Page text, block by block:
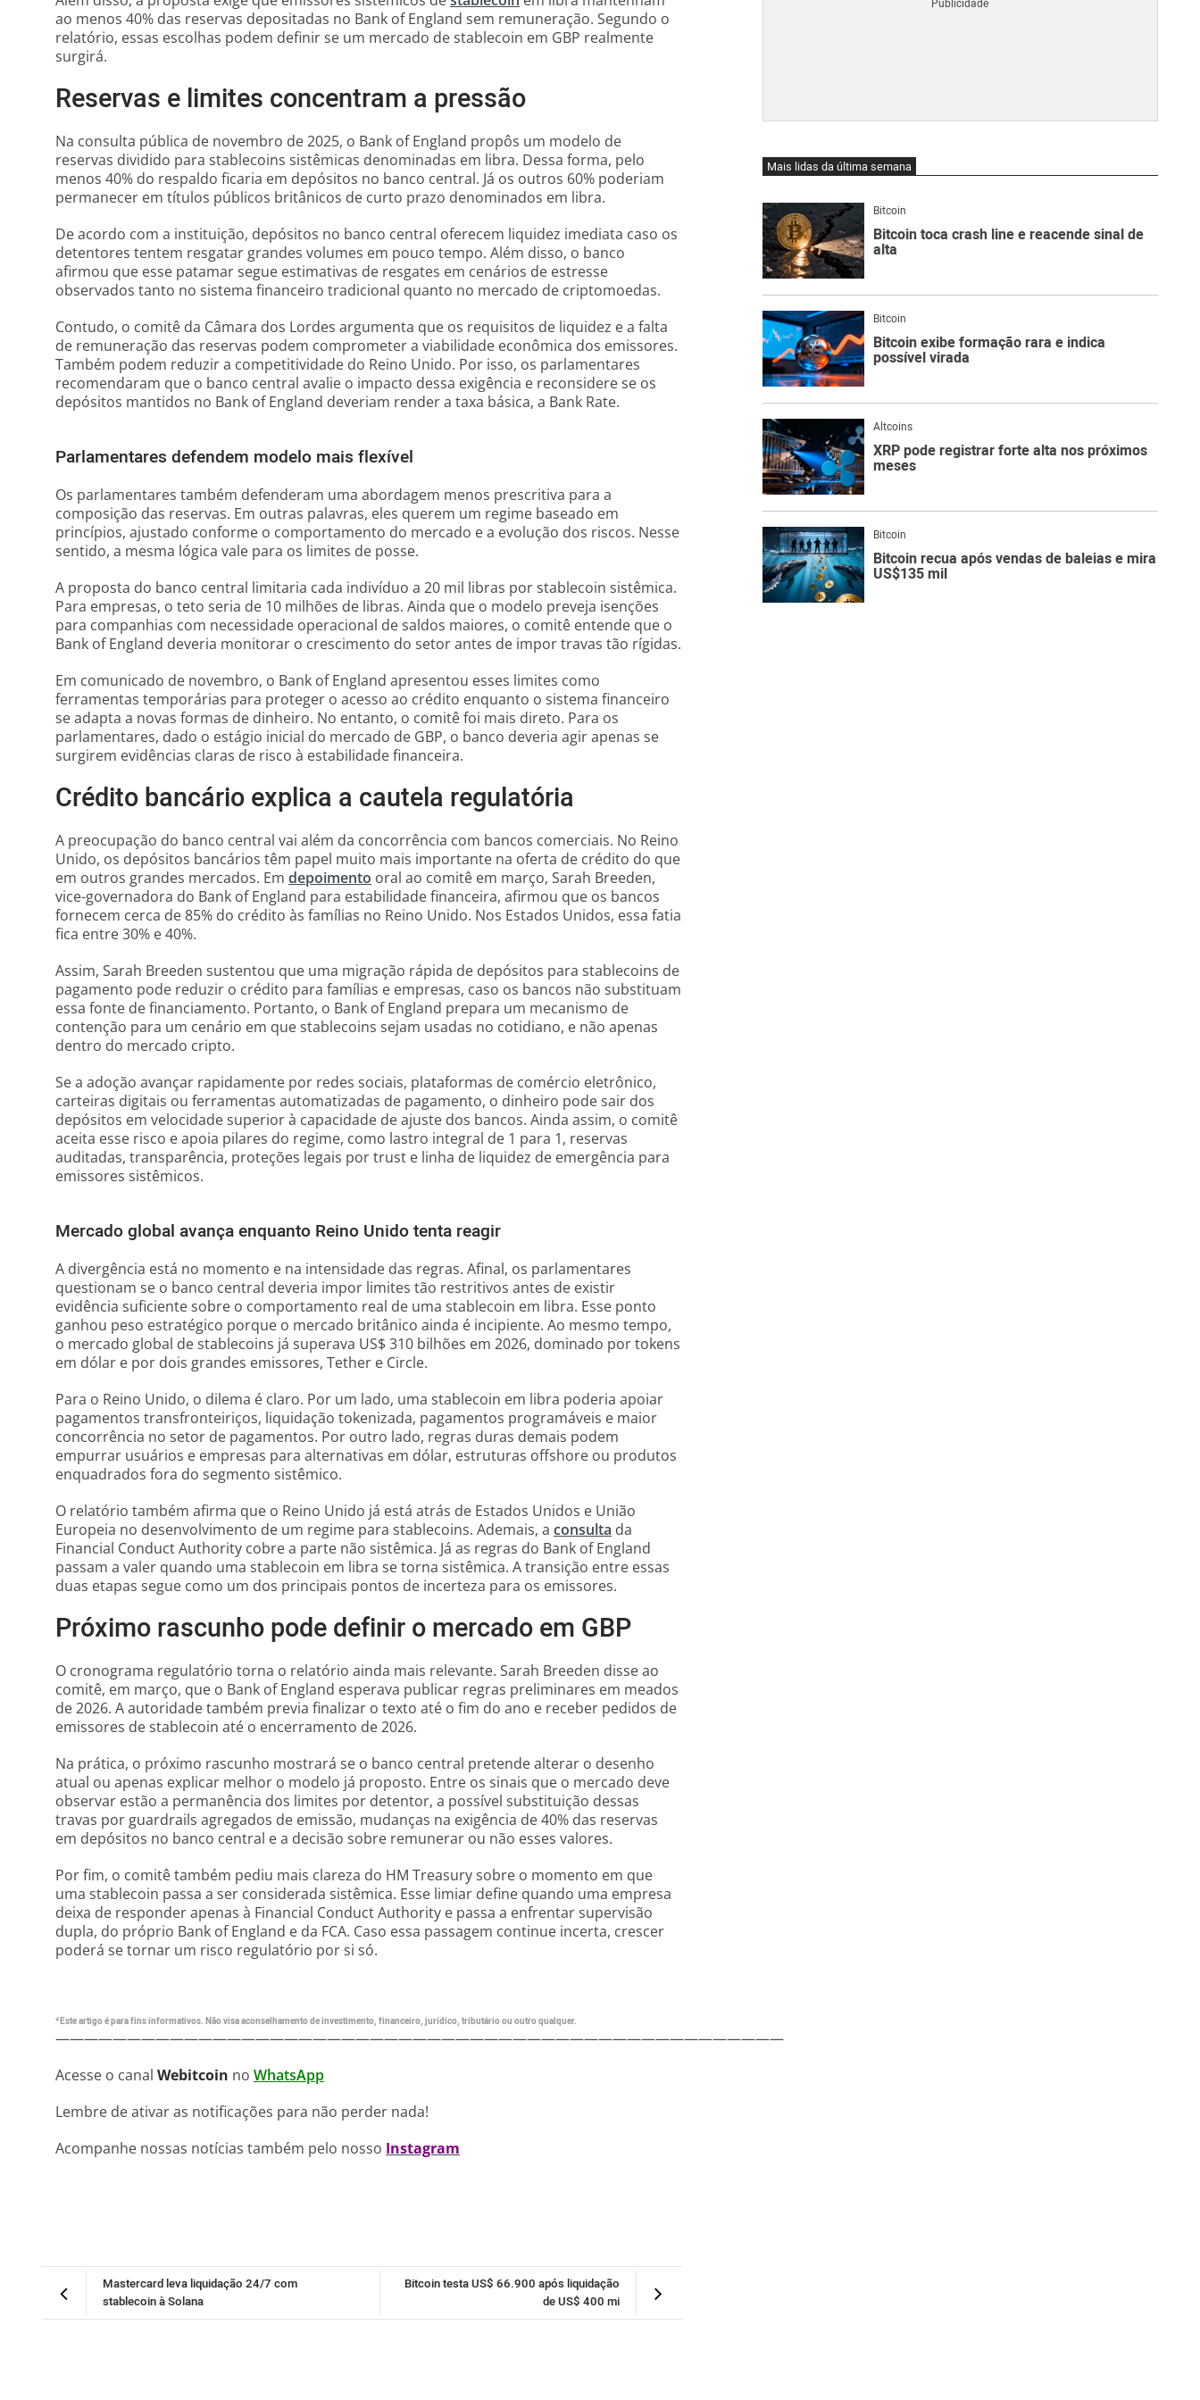
ao menos 40% das reservas depositadas no Bank of England sem remuneração. Segundo o
relatório, essas escolhas podem definir se um mercado de stablecoin em GBP realmente
surgirá.
Reservas e limites concentram a pressão
Na consulta pública de novembro de 2025, o Bank of England propôs um modelo de
reservas dividido para stablecoins sistêmicas denominadas em libra. Dessa forma, pelo
menos 40% do respaldo ficaria em depósitos no banco central. Já os outros 60% poderiam
permanecer em títulos públicos britânicos de curto prazo denominados em libra.
De acordo com a instituição, depósitos no banco central oferecem liquidez imediata caso os
detentores tentem resgatar grandes volumes em pouco tempo. Além disso, o banco
afirmou que esse patamar segue estimativas de resgates em cenários de estresse
observados tanto no sistema financeiro tradicional quanto no mercado de criptomoedas.
Contudo, o comitê da Câmara dos Lordes argumenta que os requisitos de liquidez e a falta
de remuneração das reservas podem comprometer a viabilidade econômica dos emissores.
Também podem reduzir a competitividade do Reino Unido. Por isso, os parlamentares
recomendaram que o banco central avalie o impacto dessa exigência e reconsidere se os
depósitos mantidos no Bank of England deveriam render a taxa básica, a Bank Rate.
Parlamentares defendem modelo mais flexível
Os parlamentares também defenderam uma abordagem menos prescritiva para a
composição das reservas. Em outras palavras, eles querem um regime baseado em
princípios, ajustado conforme o comportamento do mercado e a evolução dos riscos. Nesse
sentido, a mesma lógica vale para os limites de posse.
A proposta do banco central limitaria cada indivíduo a 20 mil libras por stablecoin sistêmica.
Para empresas, o teto seria de 10 milhões de libras. Ainda que o modelo preveja isenções
para companhias com necessidade operacional de saldos maiores, o comitê entende que o
Bank of England deveria monitorar o crescimento do setor antes de impor travas tão rígidas.
Em comunicado de novembro, o Bank of England apresentou esses limites como
ferramentas temporárias para proteger o acesso ao crédito enquanto o sistema financeiro
se adapta a novas formas de dinheiro. No entanto, o comitê foi mais direto. Para os
parlamentares, dado o estágio inicial do mercado de GBP, o banco deveria agir apenas se
surgirem evidências claras de risco à estabilidade financeira.
Crédito bancário explica a cautela regulatória
A preocupação do banco central vai além da concorrência com bancos comerciais. No Reino
Unido, os depósitos bancários têm papel muito mais importante na oferta de crédito do que
em outros grandes mercados. Em depoimento oral ao comitê em março, Sarah Breeden,
vice-governadora do Bank of England para estabilidade financeira, afirmou que os bancos
fornecem cerca de 85% do crédito às famílias no Reino Unido. Nos Estados Unidos, essa fatia
fica entre 30% e 40%.
Assim, Sarah Breeden sustentou que uma migração rápida de depósitos para stablecoins de
pagamento pode reduzir o crédito para famílias e empresas, caso os bancos não substituam
essa fonte de financiamento. Portanto, o Bank of England prepara um mecanismo de
contenção para um cenário em que stablecoins sejam usadas no cotidiano, e não apenas
dentro do mercado cripto.
Se a adoção avançar rapidamente por redes sociais, plataformas de comércio eletrônico,
carteiras digitais ou ferramentas automatizadas de pagamento, o dinheiro pode sair dos
depósitos em velocidade superior à capacidade de ajuste dos bancos. Ainda assim, o comitê
aceita esse risco e apoia pilares do regime, como lastro integral de 1 para 1, reservas
auditadas, transparência, proteções legais por trust e linha de liquidez de emergência para
emissores sistêmicos.
Mercado global avança enquanto Reino Unido tenta reagir
A divergência está no momento e na intensidade das regras. Afinal, os parlamentares
questionam se o banco central deveria impor limites tão restritivos antes de existir
evidência suficiente sobre o comportamento real de uma stablecoin em libra. Esse ponto
ganhou peso estratégico porque o mercado britânico ainda é incipiente. Ao mesmo tempo,
o mercado global de stablecoins já superava US$ 310 bilhões em 2026, dominado por tokens
em dólar e por dois grandes emissores, Tether e Circle.
Para o Reino Unido, o dilema é claro. Por um lado, uma stablecoin em libra poderia apoiar
pagamentos transfronteiriços, liquidação tokenizada, pagamentos programáveis e maior
concorrência no setor de pagamentos. Por outro lado, regras duras demais podem
empurrar usuários e empresas para alternativas em dólar, estruturas offshore ou produtos
enquadrados fora do segmento sistêmico.
O relatório também afirma que o Reino Unido já está atrás de Estados Unidos e União
Europeia no desenvolvimento de um regime para stablecoins. Ademais, a consulta da
Financial Conduct Authority cobre a parte não sistêmica. Já as regras do Bank of England
passam a valer quando uma stablecoin em libra se torna sistêmica. A transição entre essas
duas etapas segue como um dos principais pontos de incerteza para os emissores.
Próximo rascunho pode definir o mercado em GBP
O cronograma regulatório torna o relatório ainda mais relevante. Sarah Breeden disse ao
comitê, em março, que o Bank of England esperava publicar regras preliminares em meados
de 2026. A autoridade também previa finalizar o texto até o fim do ano e receber pedidos de
emissores de stablecoin até o encerramento de 2026.
Na prática, o próximo rascunho mostrará se o banco central pretende alterar o desenho
atual ou apenas explicar melhor o modelo já proposto. Entre os sinais que o mercado deve
observar estão a permanência dos limites por detentor, a possível substituição dessas
travas por guardrails agregados de emissão, mudanças na exigência de 40% das reservas
em depósitos no banco central e a decisão sobre remunerar ou não esses valores.
Por fim, o comitê também pediu mais clareza do HM Treasury sobre o momento em que
uma stablecoin passa a ser considerada sistêmica. Esse limiar define quando uma empresa
deixa de responder apenas à Financial Conduct Authority e passa a enfrentar supervisão
dupla, do próprio Bank of England e da FCA. Caso essa passagem continue incerta, crescer
poderá se tornar um risco regulatório por si só.
*Este artigo é para fins informativos. Não visa aconselhamento de investimento, financeiro, jurídico, tributário ou outro qualquer.
———————————————————————————————————————————————————
Acesse o canal Webitcoin no WhatsApp
Lembre de ativar as notificações para não perder nada!
Acompanhe nossas notícias também pelo nosso Instagram
Bitcoin testa US$ 66.900 após liquidação
de US$ 400 mi
Mastercard leva liquidação 24/7 com
stablecoin à Solana
Mais lidas da última semana
Bitcoin
Bitcoin toca crash line e reacende sinal de
alta
Bitcoin
Bitcoin exibe formação rara e indica
possível virada
Altcoins
XRP pode registrar forte alta nos próximos
meses
Bitcoin
Bitcoin recua após vendas de baleias e mira
US$135 mil